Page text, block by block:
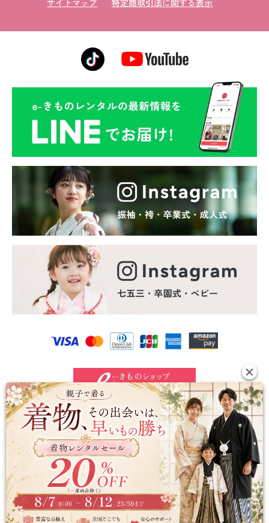
サイトマップ
特定商取引法に関する表示